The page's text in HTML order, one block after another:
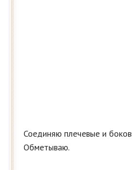
Соединяю плечевые и
Обметываю.